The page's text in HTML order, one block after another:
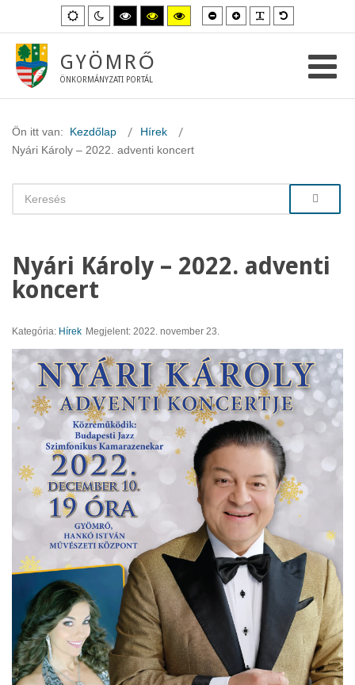
Alapértelmezett
mód
Éjszakai
mód
Magas
kontraszt
fekete-
mód.
Magas
kontraszt
fekete-
Magas
kontraszt
sárga-
Kisebb
betűméret
Nagyobb
betűméret
GYÖMRŐ
ÖNKORMÁNYZATI PORTÁL
Ön itt van: Kezdőlap
Hírek
Nyári Károly – 2022. adventi koncert
Nyári Károly – 2022. adventi
koncert
Kategória: Hírek Megjelent: 2022. november 23.